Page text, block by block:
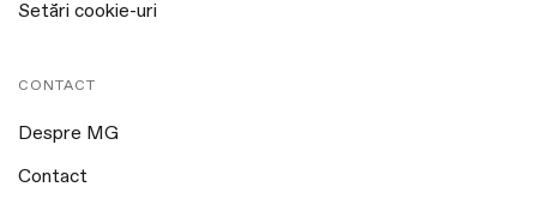
Setări cookie-uri
CONTACT
Despre MG
Contact